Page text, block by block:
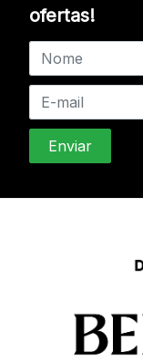
ofertas!